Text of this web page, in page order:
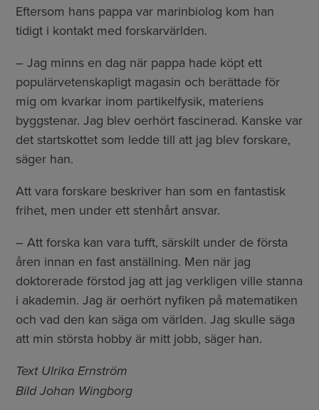
Eftersom hans pappa var marinbiolog kom han
tidigt i kontakt med forskarvärlden.
– Jag minns en dag när pappa hade köpt ett
populärvetenskapligt magasin och berättade för
mig om kvarkar inom partikelfysik, materiens
byggstenar. Jag blev oerhört fascinerad. Kanske var
det startskottet som ledde till att jag blev forskare,
säger han.
Att vara forskare beskriver han som en fantastisk
frihet, men under ett stenhårt ansvar.
– Att forska kan vara tufft, särskilt under de första
åren innan en fast anställning. Men när jag
doktorerade förstod jag att jag verkligen ville stanna
i akademin. Jag är oerhört nyfiken på matematiken
och vad den kan säga om världen. Jag skulle säga
att min största hobby är mitt jobb, säger han.
Text Ulrika Ernström
Bild Johan Wingborg